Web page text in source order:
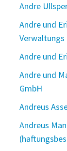
Andre
Andre und
Verwaltungs
Andre und
Andre und
GmbH
Andreus
Andreus